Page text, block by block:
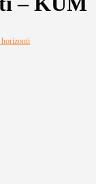
horizonti